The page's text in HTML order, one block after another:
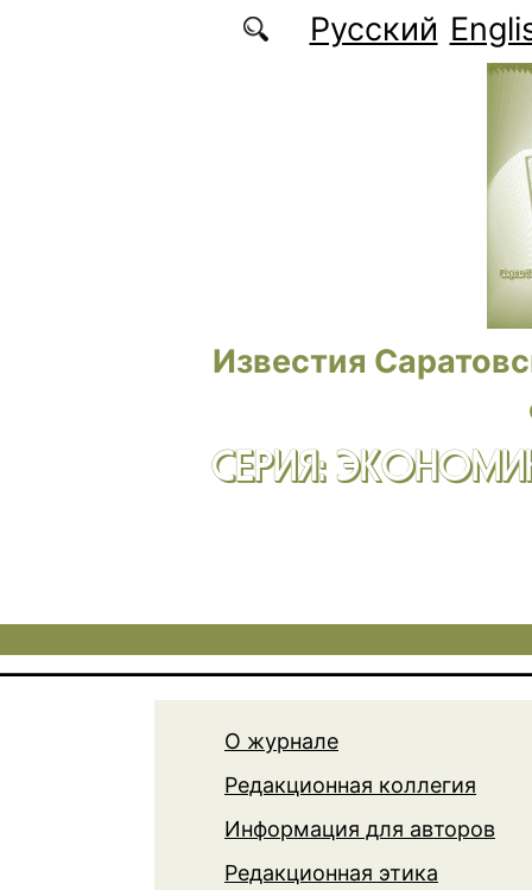
Перейти к основному содержаниюРусский
Известия
СЕРИЯ:
О журнале
Редакционная коллегия
Информация для авторов
Редакционная этика